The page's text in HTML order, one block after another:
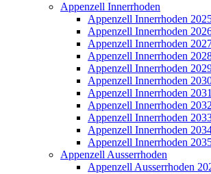
Appenzell Innerrhoden
Appenzell Innerrhoden
Appenzell Innerrhoden
Appenzell Innerrhoden
Appenzell Innerrhoden
Appenzell Innerrhoden
Appenzell Innerrhoden
Appenzell Innerrhoden 2031
Appenzell Innerrhoden 2032
Appenzell Innerrhoden
Appenzell Innerrhoden
Appenzell Innerrhoden
Appenzell Ausserrhoden
Appenzell Ausserrhoden